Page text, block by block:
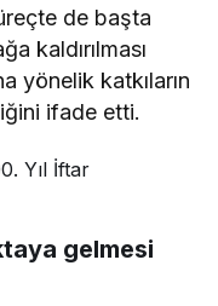
de başta
kaldırılması
yönelik katkıların
ifade etti.
gelmesi